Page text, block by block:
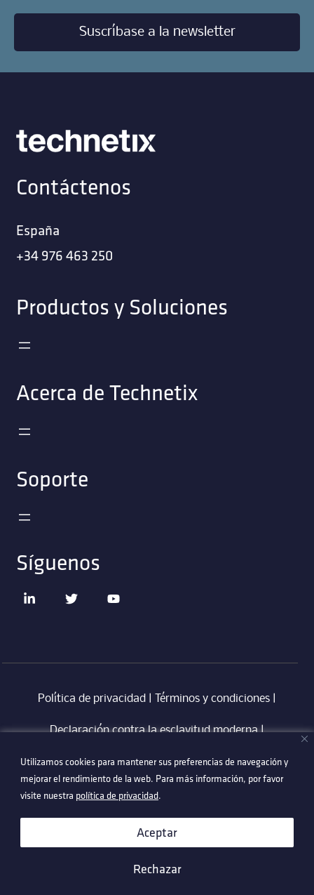
Utilizamos cookies para mantener sus preferencias de navegación y
mejorar el rendimiento de la web. Para más información, por favor
visite nuestra política de privacidad.
Rechazar
Aceptar
Utilizamos cookies para mantener sus preferencias de navegación y
mejorar el rendimiento de la web. Para más información, por favor
visite nuestra política de privacidad.
Rechazar
Aceptar
Suscríbase a la newsletter
Contáctenos
España
+34 976 463 250
Productos y Soluciones
Acerca de Technetix
Soporte
Síguenos
Política de privacidad Términos y condiciones
Declaración contra la esclavitud moderna‎ |
Código de Conducta en Proveedores Technetix|
Politica Anti-Corrupció